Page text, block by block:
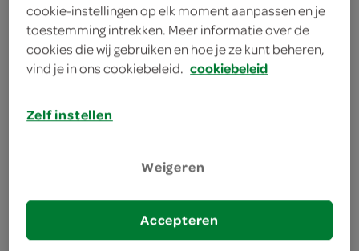
omschrijving
Zuigtabletten - bij stoppen met
die slechts af en toe roken, kinderen,
zwangerschap of het geven van
borstvoeding, na acuut hartinfarct,
instabiele of verslechterende angina
cookie-instellingen op elk moment aanpassen en je
toestemming intrekken. Meer informatie over de
cookies die wij gebruiken en hoe je ze kunt beheren,
vind je in ons cookiebeleid. cookiebeleid
Zelf instellen
Weigeren
Accepteren